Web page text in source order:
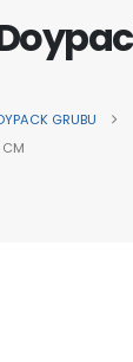
GRUBU
CM